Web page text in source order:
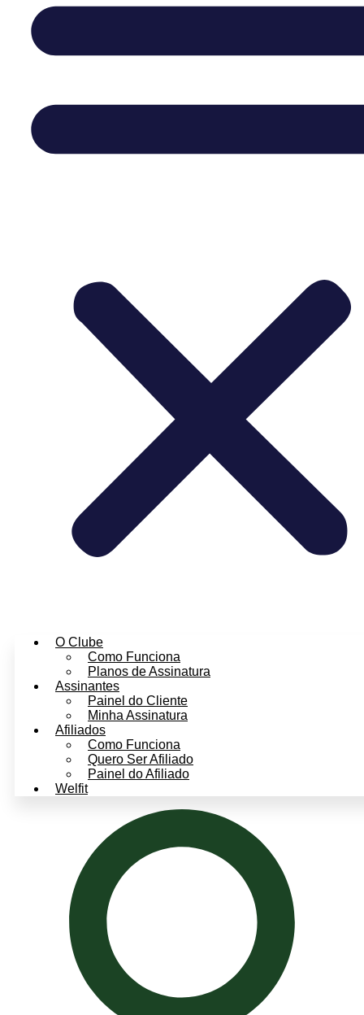
O Clube
Como Funciona
Planos de Assinatura
Assinantes
Painel do Cliente
Minha Assinatura
Afiliados
Como Funciona
Quero Ser Afiliado
Painel do Afiliado
Welfit